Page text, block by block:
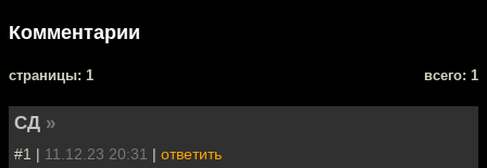
Комментарии
cтраницы: 1 всего: 1
СД »
#1 | 11.12.23 20:31 | ответить